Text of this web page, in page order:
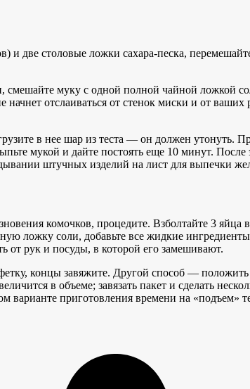
две столовые ложки сахара-песка,
смешайте муку с одной полной чайной ложкой
начнет отслаиваться от стенок миски и от
в нее шар из теста — он должен утонуть.
мукой и дайте постоять еще 10 минут.
штучных изделий на лист для выпечки
комочков, процедите. Взболтайте 3
ложку соли, добавьте все жидкие
от рук и посуды, в которой его замешивают.
концы завяжите. Другой способ —
в объеме; завязать пакет и сделать
варианте приготовления времени на